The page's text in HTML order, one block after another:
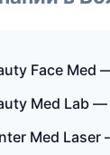
Face Med
Med Lab —
Med